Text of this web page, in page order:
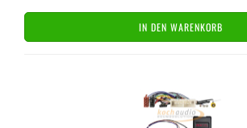
IN DEN WARENKORB